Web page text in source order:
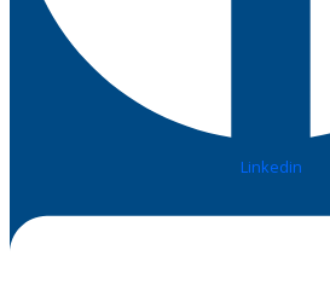
Linkedin